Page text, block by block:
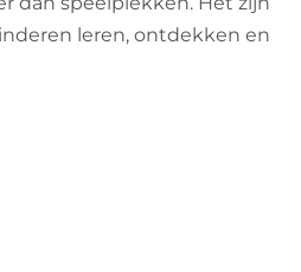
leren, ontdekken en